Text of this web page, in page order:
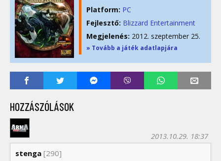
Platform: PC
Fejlesztő: Blizzard Entertainment
Megjelenés: 2012. szeptember 25.
» Tovább a játék adatlapjára
HOZZÁSZÓLÁSOK
stenga
2013.10.29. 18:37
[290]